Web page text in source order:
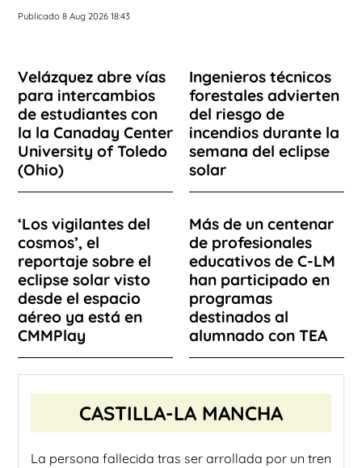
Publicado 8 Aug 2026 18:43
Velázquez abre vías
para intercambios
de estudiantes con
la la Canaday Center
University of Toledo
(Ohio)
Ingenieros técnicos
forestales advierten
del riesgo de
incendios durante la
semana del eclipse
solar
‘Los vigilantes del
cosmos’, el
reportaje sobre el
eclipse solar visto
desde el espacio
aéreo ya está en
CMMPlay
Más de un centenar
de profesionales
educativos de C-LM
han participado en
programas
destinados al
alumnado con TEA
CASTILLA-LA MANCHA
La persona fallecida tras ser arrollada por un tren